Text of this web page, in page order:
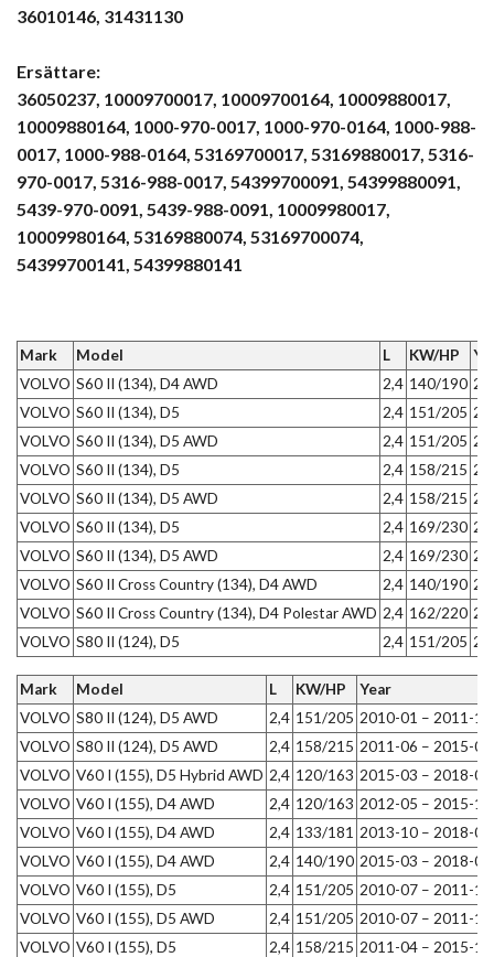
36010146, 31431130
Ersättare:
36050237, 10009700017, 10009700164, 10009880017,
10009880164, 1000-970-0017, 1000-970-0164, 1000-988-
0017, 1000-988-0164, 53169700017, 53169880017, 5316-
970-0017, 5316-988-0017, 54399700091, 54399880091,
5439-970-0091, 5439-988-0091, 10009980017,
10009980164, 53169880074, 53169700074,
54399700141, 54399880141
Mark Model L KW/HP
VOLVO S60 II (134), D4 AWD 2,4 140/190
VOLVO S60 II (134), D5 2,4 151/205
VOLVO S60 II (134), D5 AWD 2,4 151/205
VOLVO S60 II (134), D5 2,4 158/215
VOLVO S60 II (134), D5 AWD 2,4 158/215
VOLVO S60 II (134), D5 2,4 169/230
VOLVO S60 II (134), D5 AWD 2,4 169/230
VOLVO S60 II Cross Country (134), D4 AWD 2,4 140/190
VOLVO S60 II Cross Country (134), D4 Polestar AWD 2,4 162/220
VOLVO S80 II (124), D5 2,4 151/205
Mark Model L KW/HP
Year
VOLVO S80 II (124), D5 AWD 2,4 151/205 2010-01 – 2011-12
VOLVO S80 II (124), D5 AWD 2,4 158/215 2011-06 – 2015-04
VOLVO V60 I (155), D5 Hybrid AWD 2,4 120/163 2015-03 – 2018-05
VOLVO V60 I (155), D4 AWD 2,4 120/163 2012-05 – 2015-12
VOLVO V60 I (155), D4 AWD 2,4 133/181 2013-10 – 2018-05
VOLVO V60 I (155), D4 AWD 2,4 140/190 2015-03 – 2018-05
VOLVO V60 I (155), D5 2,4 151/205 2010-07 – 2011-12
VOLVO V60 I (155), D5 AWD 2,4 151/205 2010-07 – 2011-12
VOLVO V60 I (155), D5 2,4 158/215 2011-04 – 2015-12